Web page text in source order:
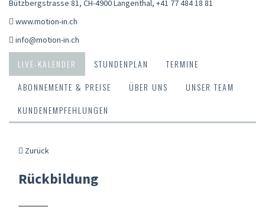
Bützbergstrasse 81, CH-4900 Langenthal, +41 77 484 18 81
www.motion-in.ch
info@motion-in.ch
LIVE-KALENDER STUNDENPLAN
TERMINE
ABONNEMENTE & PREISE
ÜBER UNS
UNSER TEAM
KUNDENEMPFEHLUNGEN
Zurück
Rückbildung